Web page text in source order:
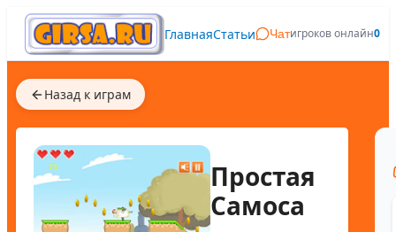
ГлавнаяСтатьи Чатигроков онлайн0
Назад к играм
Простая
Самоса